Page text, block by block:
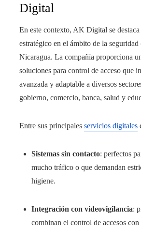
Digital
En este contexto, AK Digital se
estratégico en el ámbito de la seguridad
Nicaragua. La compañía proporciona
soluciones para control de acceso que
avanzada y adaptable a diversos
gobierno, comercio, banca, salud y
Entre sus principales servicios digitales
Sistemas sin contacto: perfectos
mucho tráfico o que demandan
higiene.
Integración con videovigilancia:
combinan el control de accesos con